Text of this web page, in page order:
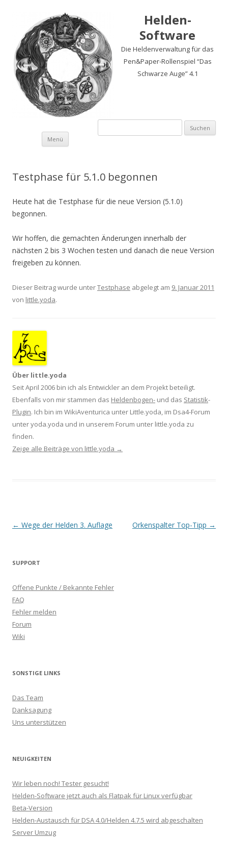
Helden-
Software
Die Heldenverwaltung für das
Pen&Paper-Rollenspiel “Das
Schwarze Auge” 4.1
Suchen
Menü Springe
Inhalt
Testphase für 5.1.0 begonnen
Heute hat die Testphase für die neue Version (5.1.0)
begonnen.
Wir hoffen, die gemachten Änderungen innerhalb der
nächsten 2 bis 3 Wochen testen und danach die neue Version
freigeben zu können.
Dieser Beitrag wurde unterTestphase abgelegt am 9. Januar 2011
von little.yoda.
Über little.yoda
Seit April 2006 bin ich als Entwickler an dem Projekt beteiligt.
Ebenfalls von mir stammen das Heldenbogen- und das Statistik-
Plugin. Ich bin im WikiAventurica unter Little.yoda, im Dsa4-Forum
unter yoda.yoda und in unserem Forum unter little.yoda zu
finden.
Zeige alle Beiträge von little.yoda →
Beitrags-
← Wege der Helden 3. Auflage Orkenspalter Top-Tipp →
SUPPORT
Offene Punkte / Bekannte Fehler
FAQ
Fehler melden
Forum
Wiki
SONSTIGE LINKS
Das Team
Danksagung
Uns unterstützen
NEUIGKEITEN
Wir leben noch! Tester gesucht!
Helden-Software jetzt auch als Flatpak für Linux verfügbar
Beta-Version
Helden-Austausch für DSA 4.0/Helden 4.7.5 wird abgeschalten
Server Umzug